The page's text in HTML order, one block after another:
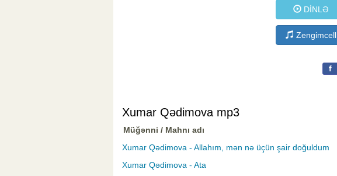
DİNLƏ
Zengimcell
f
Xumar Qədimova mp3
Müğənni / Mahnı adı
Xumar Qədimova - Allahım, mən nə üçün şair doğuldum
Xumar Qədimova - Ata